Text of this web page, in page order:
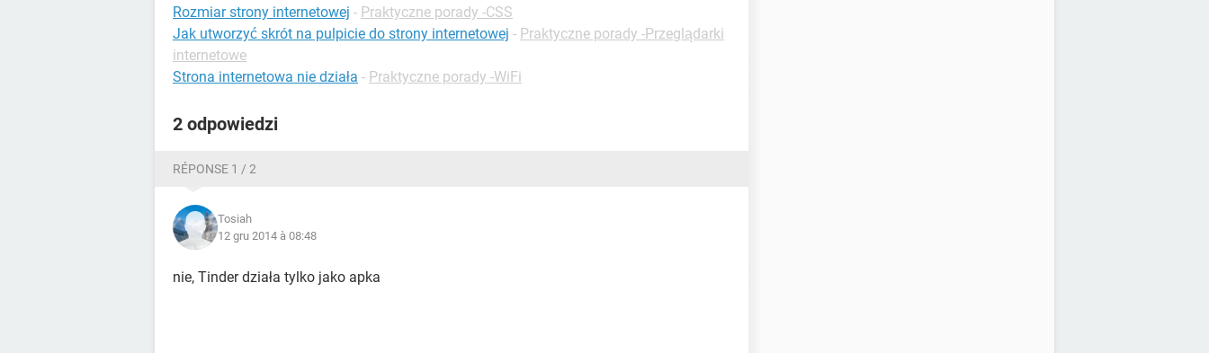
Rozmiar strony internetowej - Praktyczne porady -CSS
Jak utworzyć skrót na pulpicie do strony internetowej - Praktyczne porady -Przeglądarki
internetowe
Strona internetowa nie działa - Praktyczne porady -WiFi
2 odpowiedzi
RÉPONSE 1 / 2
Tosiah
12 gru 2014 à 08:48
nie, Tinder działa tylko jako apka